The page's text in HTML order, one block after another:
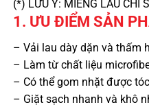
(*) LƯU Ý: MIẾNG LAU CHỈ
1. ƯU ĐIỂM SẢN
– Vải lau dày dặn và thấm
– Làm từ chất liệu
– Có thể gom nhặt được
– Giặt sạch nhanh và khô